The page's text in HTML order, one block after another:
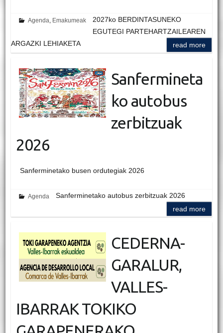
Agenda, Emakumeak
2027ko BERDINTASUNEKO
EGUTEGI PARTEHARTZAILEAREN
ARGAZKI LEHIAKETA
read more
Sanfermineta
ko autobus
zerbitzuak
2026
Sanferminetako busen ordutegiak 2026
Agenda
Sanferminetako autobus zerbitzuak 2026
read more
CEDERNA-
GARALUR,
VALLES-
IBARRAK TOKIKO